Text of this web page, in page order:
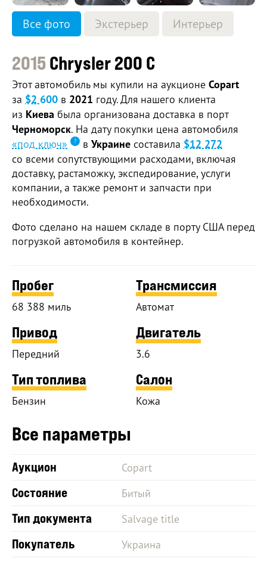
Все фото Экстерьер Интерьер
2015 Chrysler 200 C
Этот автомобиль мы купили на аукционе Copart
за $2 600 в 2021 году. Для нашего клиента
из Киева была организована доставка в порт
Черноморск. На дату покупки цена автомобиля
«под ключ»
в Украине составила $12 272
со всеми сопутствующими расходами, включая
доставку, растаможку, экспедирование, услуги
компании, а также ремонт и запчасти при
необходимости.
Фото сделано на нашем складе в порту США перед
погрузкой автомобиля в контейнер.
Пробег
68 388 миль
Трансмиссия
Автомат
Привод
Передний
Двигатель
3.6
Тип топлива
Бензин
Салон
Кожа
Все параметры
Аукцион Copart
Состояние Битый
Тип документа Salvage title
Покупатель Украина